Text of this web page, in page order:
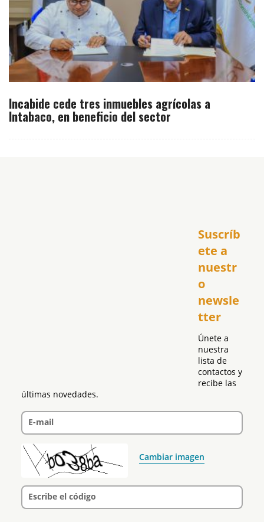
Incabide cede tres inmuebles agrícolas a
Intabaco, en beneficio del sector
Suscríb
ete a
nuestr
o
newsle
tter
Únete a
nuestra
lista de
contactos y
recibe las
últimas novedades.
E-mail
Cambiar imagen
Escribe el código